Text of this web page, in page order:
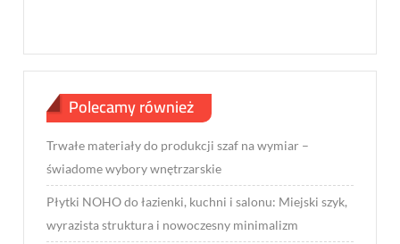
Polecamy również
Trwałe materiały do produkcji szaf na wymiar –
świadome wybory wnętrzarskie
Płytki NOHO do łazienki, kuchni i salonu: Miejski szyk,
wyrazista struktura i nowoczesny minimalizm